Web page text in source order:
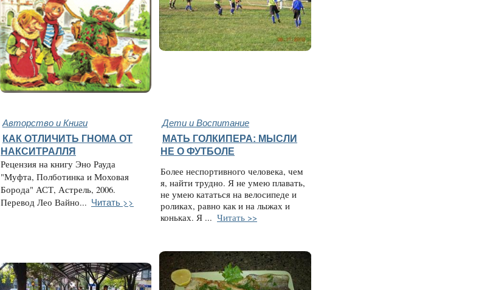
Авторство и Книги Дети и Воспитание
КАК ОТЛИЧИТЬ ГНОМА ОТ
НАКСИТРАЛЛЯ
Рецензия на книгу Эно Рауда
"Муфта, Полботинка и Моховая
Борода" АСТ, Астрель, 2006.
Перевод Лео Вайно... Читать >>
МАТЬ ГОЛКИПЕРА: МЫСЛИ
НЕ О ФУТБОЛЕ
Более неспортивного человека, чем
я, найти трудно. Я не умею плавать,
не умею кататься на велосипеде и
роликах, равно как и на лыжах и
коньках. Я ... Читать >>